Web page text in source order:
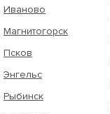
Иваново
Магнитогорск
Псков
Энгельс
Рыбинск